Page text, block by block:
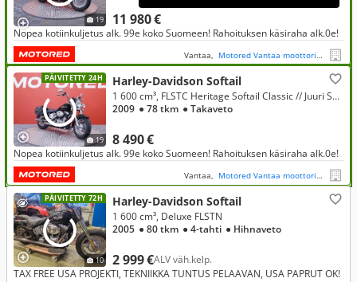
19 11 980 €
Nopea kotiinkuljetus alk. 99e koko Suomeen! Rahoituksen käsiraha alk.0e!
Vantaa, Motored Vantaa moottoripyörät
PÄIVITETTY 24H
19
Harley-Davidson Softail
8 490 €
1 600 cm³, FLSTC Heritage Softail Classic // Juuri Saapunut / Screamin Eagle / sivulaukut / kaatumaraudat //
2009 ● 78 tkm ● Takaveto
Nopea kotiinkuljetus alk. 99e koko Suomeen! Rahoituksen käsiraha alk.0e!
Vantaa, Motored Vantaa moottoripyörät
PÄIVITETTY 72H
10
Harley-Davidson Softail
2 999 €ALV väh.kelp.
1 600 cm³, Deluxe FLSTN
2005 ● 80 tkm ● 4-tahti ● Hihnaveto
TAX FREE USA PROJEKTI, TEKNIIKKA TUNTUS PELAAVAN, USA PAPRUT OK!